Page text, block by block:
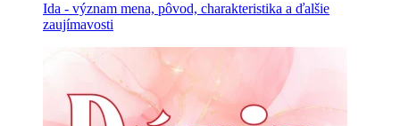
Ida - význam mena, pôvod, charakteristika a ďalšie
zaujímavosti